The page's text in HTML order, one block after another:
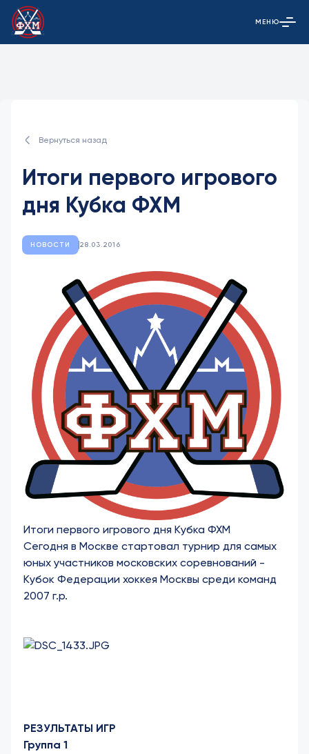
Открыть
МЕНЮ
Вернуться назад
Итоги первого игрового
дня Кубка ФХМ
НОВОСТИ 28.03.2016
Итоги первого игрового дня Кубка ФХМ
Сегодня в Москве стартовал турнир для самых
юных участников московских соревнований -
Кубок Федерации хоккея Москвы среди команд
2007 г.р.
РЕЗУЛЬТАТЫ ИГР
Группа 1